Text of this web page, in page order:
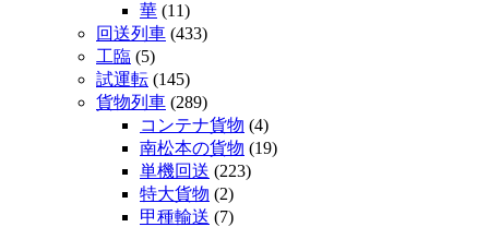
華 (11)
回送列車 (433)
工臨 (5)
試運転 (145)
貨物列車 (289)
コンテナ貨物 (4)
南松本の貨物 (19)
単機回送 (223)
特大貨物 (2)
甲種輸送 (7)